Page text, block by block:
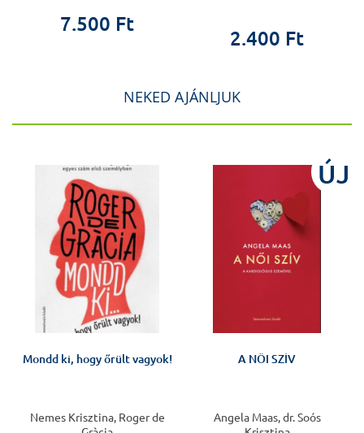
7.500 Ft
2.400 Ft
NEKED AJÁNLJUK
Mondd ki, hogy őrült vagyok!
Nemes Krisztina, Roger de
ÚJ
A NŐI SZÍV
Angela Maas, dr. Soós